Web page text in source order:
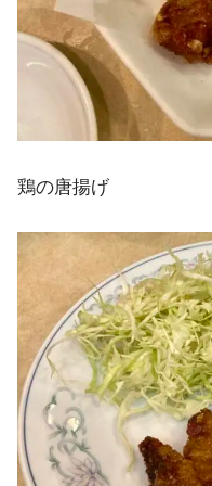
鶏の唐揚げ